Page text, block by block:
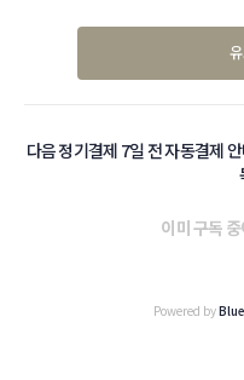
다음 정기결제 7일 전 자동결제
이미 구독
Powered by